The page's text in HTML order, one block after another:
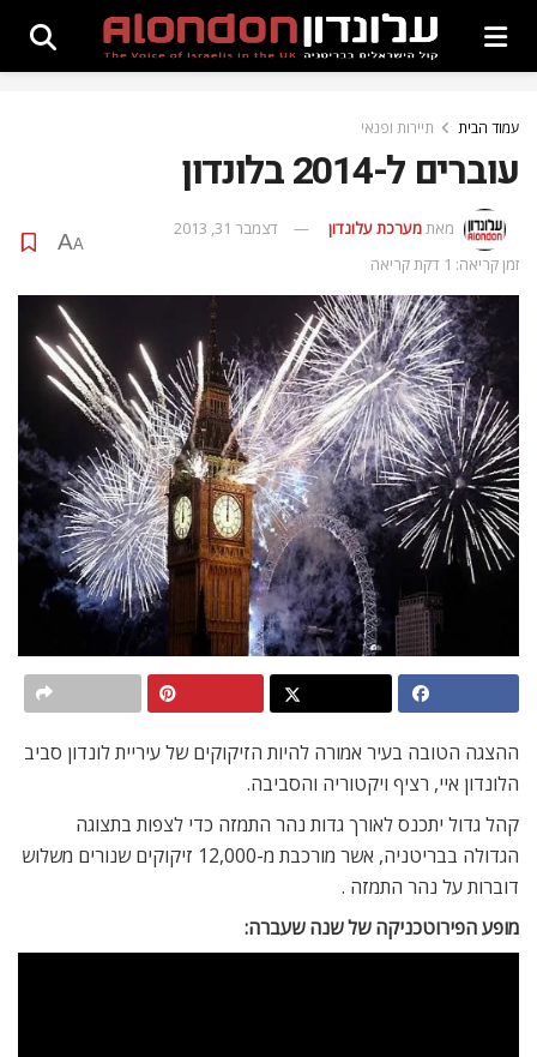
עמוד הבית תיירות ופנאי
עוברים ל-2014 בלונדון
מאתמערכת עלונדון
דצמבר 31, 2013
זמן קריאה: 1 דקת קריאה
A
A
ההצגה הטובה בעיר אמורה להיות הזיקוקים של עיריית לונדון סביב
הלונדון איי, רציף ויקטוריה והסביבה.
קהל גדול יתכנס לאורך גדות נהר התמזה כדי לצפות בתצוגה
הגדולה בבריטניה, אשר מורכבת מ-12,000 זיקוקים שנורים משלוש
דוברות על נהר התמזה .
מופע הפירוטכניקה של שנה שעברה: